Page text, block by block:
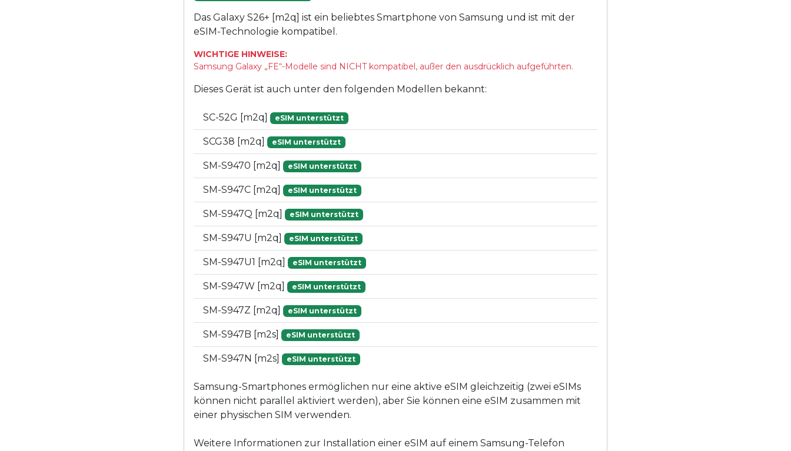
Das Galaxy S26+ [m2q] ist ein beliebtes Smartphone von Samsung und ist mit der
eSIM-Technologie kompatibel.
WICHTIGE HINWEISE:
Samsung Galaxy „FE“-Modelle sind NICHT kompatibel, außer den ausdrücklich aufgeführten.
Dieses Gerät ist auch unter den folgenden Modellen bekannt:
SC-52G [m2q] eSIM unterstützt
SCG38 [m2q] eSIM unterstützt
SM-S9470 [m2q] eSIM unterstützt
SM-S947C [m2q] eSIM unterstützt
SM-S947Q [m2q] eSIM unterstützt
SM-S947U [m2q] eSIM unterstützt
SM-S947U1 [m2q] eSIM unterstützt
SM-S947W [m2q] eSIM unterstützt
SM-S947Z [m2q] eSIM unterstützt
SM-S947B [m2s] eSIM unterstützt
SM-S947N [m2s] eSIM unterstützt
Samsung-Smartphones ermöglichen nur eine aktive eSIM gleichzeitig (zwei eSIMs
können nicht parallel aktiviert werden), aber Sie können eine eSIM zusammen mit
einer physischen SIM verwenden.
Weitere Informationen zur Installation einer eSIM auf einem Samsung-Telefon